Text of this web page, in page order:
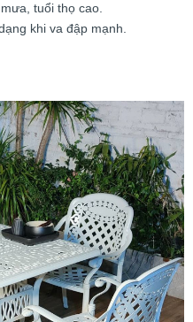
tuổi thọ cao.
khi va đập mạnh.